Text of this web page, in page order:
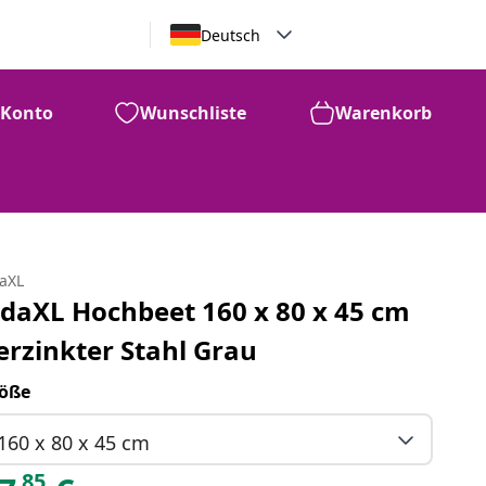
Deutsch
Konto Wunschliste Warenkorb
Hochbeet 160 x 80 x 45 cm
Stahl Grau
x 80 x 45 cm